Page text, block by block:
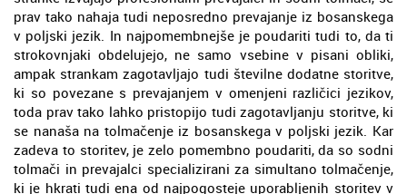
prav tako nahaja tudi neposredno prevajanje iz bosanskega
v poljski jezik. In najpomembnejše je poudariti tudi to, da ti
strokovnjaki obdelujejo, ne samo vsebine v pisani obliki,
ampak strankam zagotavljajo tudi številne dodatne storitve,
ki so povezane s prevajanjem v omenjeni različici jezikov,
toda prav tako lahko pristopijo tudi zagotavljanju storitve, ki
se nanaša na tolmačenje iz bosanskega v poljski jezik. Kar
zadeva to storitev, je zelo pomembno poudariti, da so sodni
tolmači in prevajalci specializirani za simultano tolmačenje,
ki je hkrati tudi ena od najpogosteje uporabljenih storitev v